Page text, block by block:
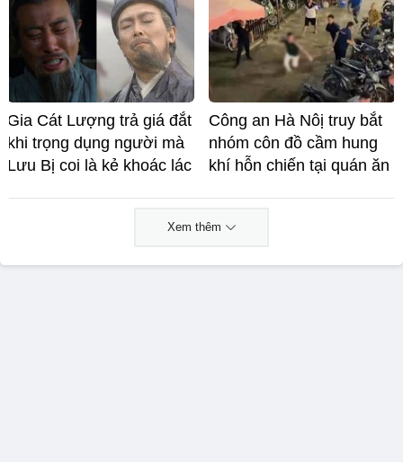
Gia Cát Lượng trả giá đắt
khi trọng dụng người mà
Lưu Bị coi là kẻ khoác lác
Công an Hà Nôị truy bắt
nhóm côn đồ cầm hung
khí hỗn chiến tại quán ăn
Xem thêm